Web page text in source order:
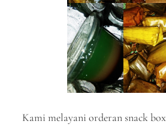
Kami melayani orderan snack